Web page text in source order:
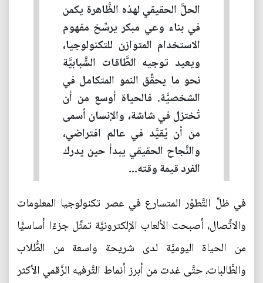
الحلَّ الحقيقي لهذه الظَّاهرة يكمن
في بناء وعي مبكر يرسِّخ مفهوم
الاستخدام المتوازن للتكنولوجيا،
ويعيد توجيه الطَّاقات الشَّبابيَّة
نحو ما يحقِّق النمو المتكامل في
الشخصيَّة. فالحياة أوسع من أن
تُختزل في شاشة، والإنسان أسمى
من أن يُقيَّد في عالم افتراضي،
والنَّجاح الحقيقي يبدأ حين يدرك
الفرد قيمة وقته...
في ظلِّ التَّطوّر المتسارع في عصر تكنولوجيا المعلومات
والاتِّصال، أصبحت الألعاب الإلكترونيَّة تمثِّل جزءًا أساسيًّا
من الحياة اليوميَّة لدى شريحة واسعة من الطُّلاب
والطَّالبات، حتَّى غدت من أبرز أنماط التَّرفيه الرَّقمي الأكثر